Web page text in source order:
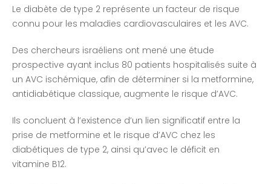
Le diabète de type 2 représente un facteur de risque
connu pour les maladies cardiovasculaires et les AVC.
Des chercheurs israéliens ont mené une étude
prospective ayant inclus 80 patients hospitalisés suite à
un AVC ischémique, afin de déterminer si la metformine,
antidiabétique classique, augmente le risque d’AVC.
Ils concluent à l’existence d’un lien significatif entre la
prise de metformine et le risque d’AVC chez les
diabétiques de type 2, ainsi qu’avec le déficit en
vitamine B12.